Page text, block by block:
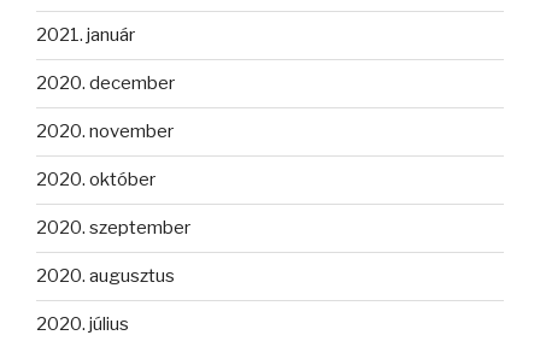
2021. január
2020. december
2020. november
2020. október
2020. szeptember
2020. augusztus
2020. július